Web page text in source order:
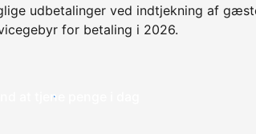
udbetalinger ved indtjekning af
for betaling i 2026.
at tjene penge i dag